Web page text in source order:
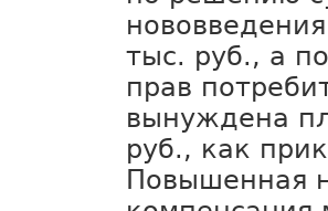
тыс. руб., а
прав
вынуждена
руб., как
Повышенная